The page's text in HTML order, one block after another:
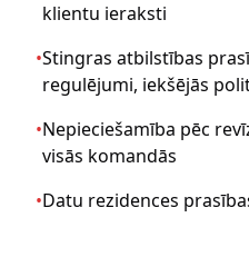
klientu ieraksti
•Stingras atbilstības
regulējumi, iekšējās
•Nepieciešamība pēc
visās komandās
•Datu rezidences